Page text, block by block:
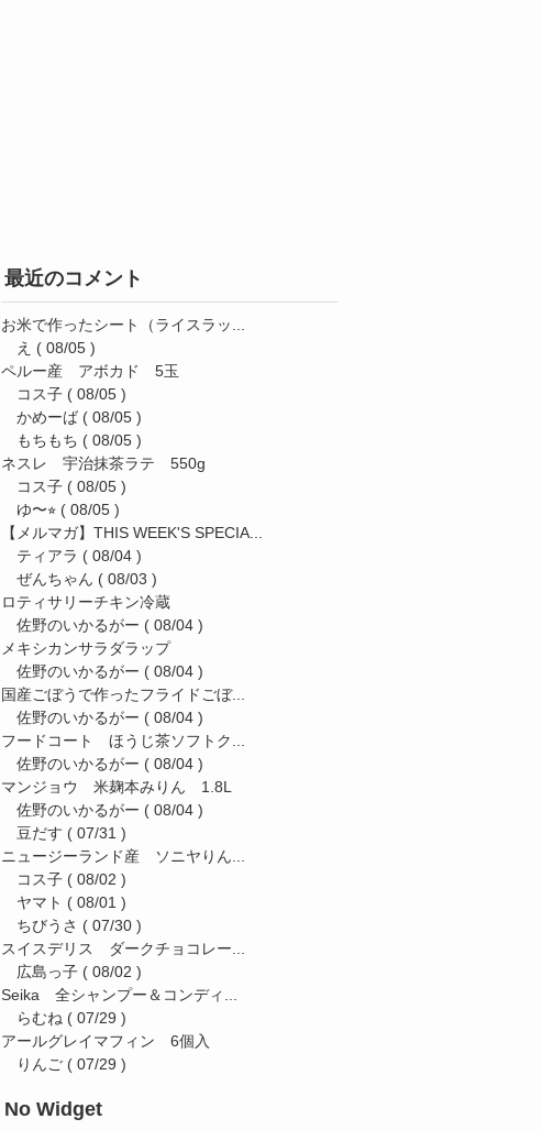
最近のコメント
お米で作ったシート（ライスラッ...
え ( 08/05 )
ペルー産 アボカド 5玉
コス子 ( 08/05 )
かめーば ( 08/05 )
もちもち ( 08/05 )
ネスレ 宇治抹茶ラテ 550g
コス子 ( 08/05 )
ゆ〜⭐︎ ( 08/05 )
【メルマガ】THIS WEEK'S SPECIA...
ティアラ ( 08/04 )
ぜんちゃん ( 08/03 )
ロティサリーチキン冷蔵
佐野のいかるがー ( 08/04 )
メキシカンサラダラップ
佐野のいかるがー ( 08/04 )
国産ごぼうで作ったフライドごぼ...
佐野のいかるがー ( 08/04 )
フードコート ほうじ茶ソフトク...
佐野のいかるがー ( 08/04 )
マンジョウ 米麹本みりん 1.8L
佐野のいかるがー ( 08/04 )
豆だす ( 07/31 )
ニュージーランド産 ソニヤりん...
コス子 ( 08/02 )
ヤマト ( 08/01 )
ちびうさ ( 07/30 )
スイスデリス ダークチョコレー...
広島っ子 ( 08/02 )
Seika 全シャンプー＆コンディ...
らむね ( 07/29 )
アールグレイマフィン 6個入
りんご ( 07/29 )
No Widget